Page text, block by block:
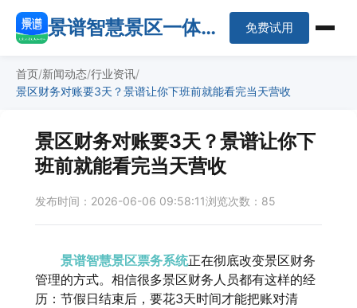
景谱智慧景区一体化
免费试用
首页 新闻动态 行业资讯
景区财务对账要3天？景谱让你下班前就能看完当天营收
景区财务对账要3天？景谱让你下
班前就能看完当天营收
发布时间：2026-06-06 09:58:11浏览次数：85
景谱智慧景区票务系统正在彻底改变景区财务
管理的方式。相信很多景区财务人员都有这样的经
历：节假日结束后，要花3天时间才能把账对清